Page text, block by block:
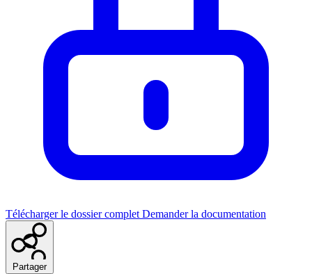
Télécharger le dossier complet Demander la documentation
Partager